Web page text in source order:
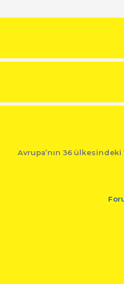
Avrupa’nın 36